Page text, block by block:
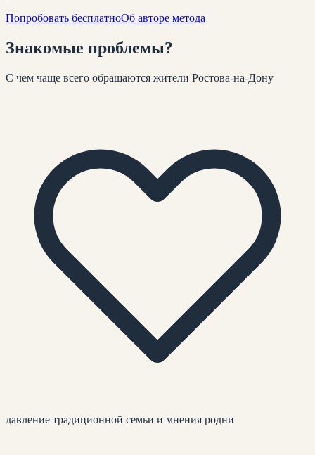
Попробовать бесплатноОб авторе метода
Знакомые проблемы?
С чем чаще всего обращаются жители Ростова-на-Дону
давление традиционной семьи и мнения родни